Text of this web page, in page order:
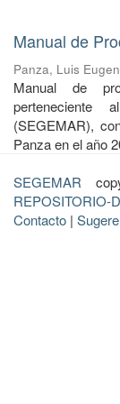
Manual de
Panza, Luis
Manual de
perteneciente
(SEGEMAR),
Panza en el año
SEGEMAR
REPOSITORIO-
Contacto |